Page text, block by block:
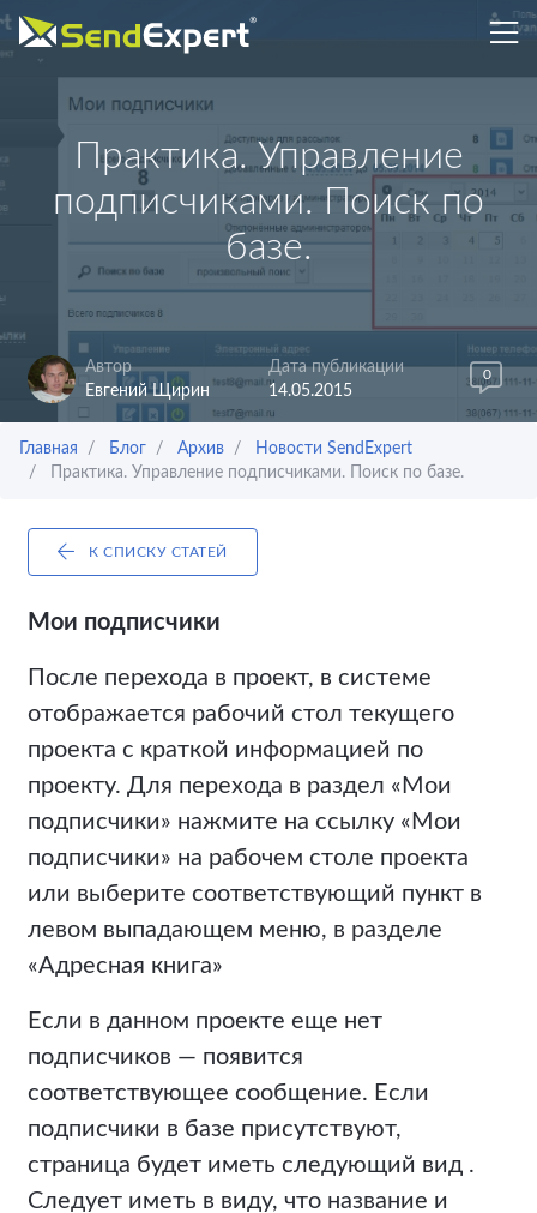
Практика. Управление
подписчиками. Поиск по
базе.
Автор
Евгений Щирин
Дата публикации
14.05.2015
0
Главная Блог Архив
Новости SendExpert
Практика. Управление подписчиками. Поиск по базе.
К СПИСКУ СТАТЕЙ
Мои подписчики
После перехода в проект, в системе
отображается рабочий стол текущего
проекта с краткой информацией по
проекту. Для перехода в раздел «Мои
подписчики» нажмите на ссылку «Мои
подписчики» на рабочем столе проекта
или выберите соответствующий пункт в
левом выпадающем меню, в разделе
«Адресная книга»
Если в данном проекте еще нет
подписчиков — появится
соответствующее сообщение. Если
подписчики в базе присутствуют,
страница будет иметь следующий вид .
Следует иметь в виду, что название и